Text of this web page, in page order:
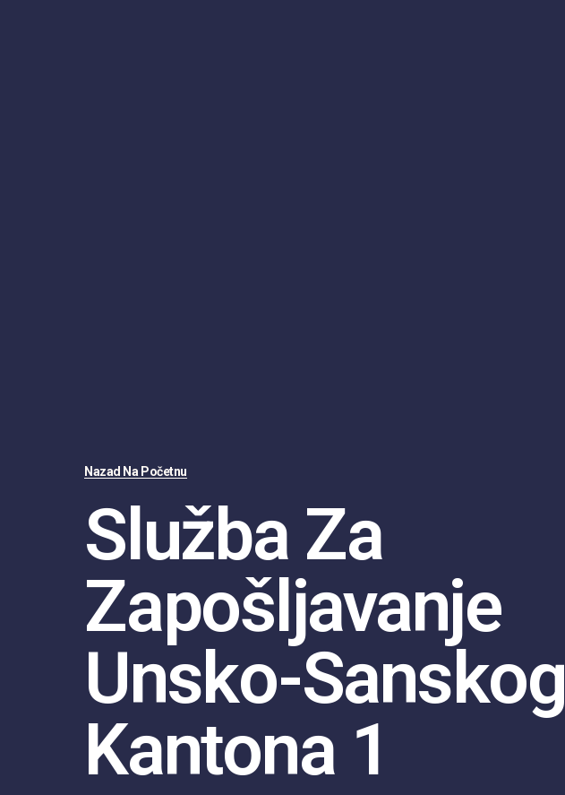
Nazad Na Početnu
Služba Za
Zapošljavanje
Unsko-Sanskog
Kantona 1